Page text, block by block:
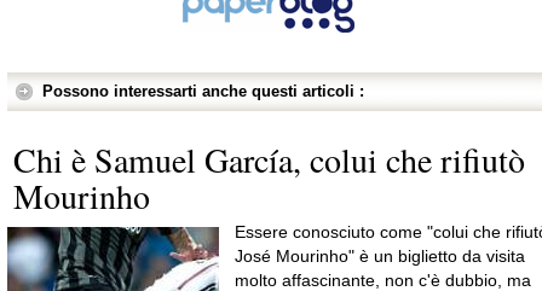
Possono interessarti anche questi articoli :
Chi è Samuel García, colui che rifiutò
Mourinho
Essere conosciuto come "colui che
José Mourinho" è un biglietto da visita
molto affascinante, non c'è dubbio, ma